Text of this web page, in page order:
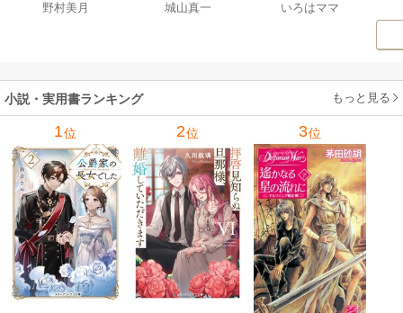
五月くんの夏のお
野村美月
巻
城山真一
生です マンガ
いろはママ
小説・実用書ランキング もっと見る
1位 2位 3位